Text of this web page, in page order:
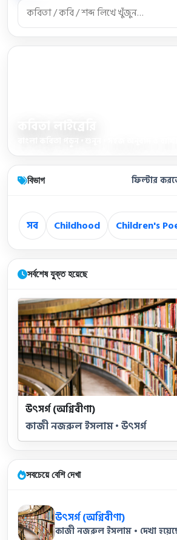
বিভাগ ফিল্টার
সব Childhood Children's
সর্বশেষ যুক্ত হয়েছে
উৎসর্গ (অগ্নিবীণা)
কাজী নজরুল ইসলাম • উৎসর্গ
সবচেয়ে বেশি দেখা
উৎসর্গ (অগ্নিবীণা)
কাজী নজরুল ইসলাম • দেখা